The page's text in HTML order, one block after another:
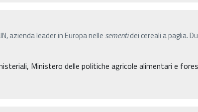
azienda leader in Europa nelle sementidei cereali a paglia.
Ministero delle politiche agricole alimentari e